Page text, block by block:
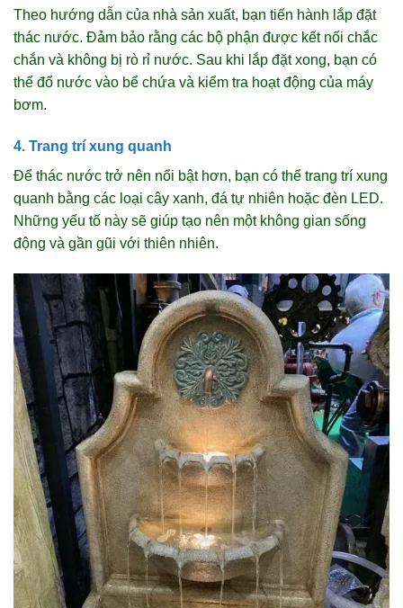
Theo hướng dẫn của nhà sản xuất, bạn tiến hành lắp đặt
thác nước. Đảm bảo rằng các bộ phận được kết nối chắc
chắn và không bị rò rỉ nước. Sau khi lắp đặt xong, bạn có
thể đổ nước vào bể chứa và kiểm tra hoạt động của máy
bơm.
4. Trang trí xung quanh
Để thác nước trở nên nổi bật hơn, bạn có thể trang trí xung
quanh bằng các loại cây xanh, đá tự nhiên hoặc đèn LED.
Những yếu tố này sẽ giúp tạo nên một không gian sống
động và gần gũi với thiên nhiên.